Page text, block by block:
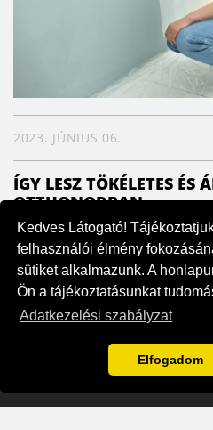
Kedves Látogató!
felhasználói élmény
sütiket alkalmazunk. A
Ön a tájékoztatásunkat
Adatkezelési szabályzat
Elfogadom
2023. JÚNIUS 06.
ÍGY LESZ TÖKÉLETES ÉS
OTTHONODBAN
A falak meghatározzák az
hangulatát is. Fontos ezért,
– szerencsére költség- és